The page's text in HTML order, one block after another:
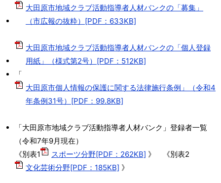
大田原市地域クラブ活動指導者人材バンクの「募集」
（市広報の抜粋）[PDF：633KB]
大田原市地域クラブ活動指導者人材バンクの「個人登録
用紙」（様式第2号）[PDF：512KB]
「
大田原市個人情報の保護に関する法律施行条例」（令和4
年条例31号）[PDF：99.8KB]
「大田原市地域クラブ活動指導者人材バンク」登録者一覧
（令和7年9月現在）
《別表1
スポーツ分野[PDF：262KB] 》 《別表2
文化芸術分野[PDF：185KB] 》